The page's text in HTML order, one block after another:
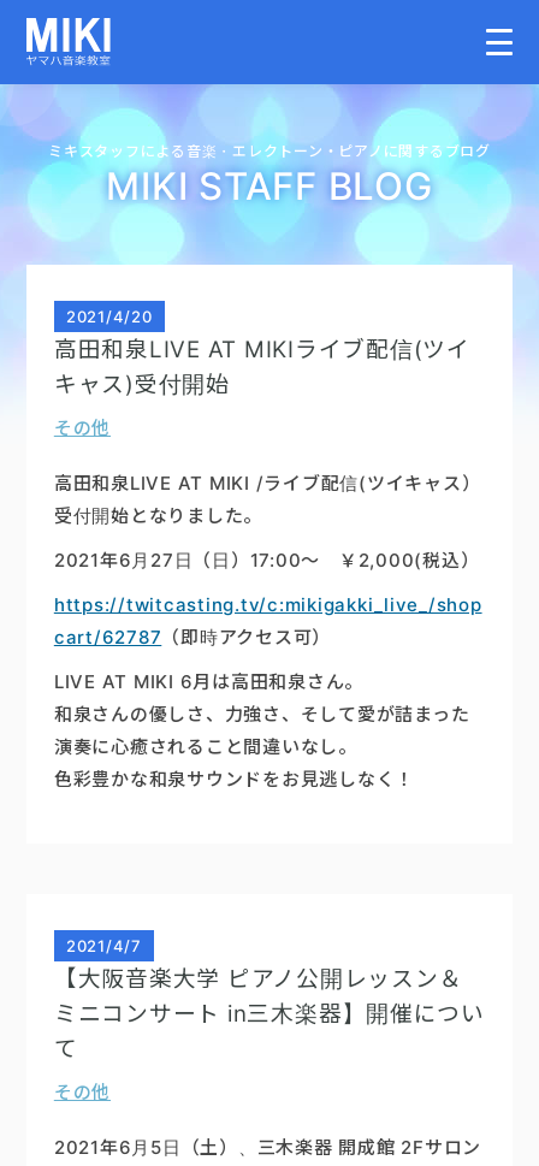
HOME
大人のコース
講師募集情報
イベント情報
ミキスタッフによる音楽・エレクトーン・ ピアノに関するブログ
MIKI STAFF BLOG
2021/4/20
高田和泉LIVE AT MIKIライブ配信(ツイ
キャス)受付開始
その他
高田和泉LIVE AT MIKI /ライブ配信(ツイキャス）
受付開始となりました。
2021年6月27日（日）17:00〜 ￥2,000(税込）
https://twitcasting.tv/c:mikigakki_live_/shop
cart/62787 （即時アクセス可）
LIVE AT MIKI 6月は高田和泉さん。
和泉さんの優しさ、力強さ、そして愛が詰まった
演奏に心癒されること間違いなし。
色彩豊かな和泉サウンドをお見逃しなく！
2021/4/7
【大阪音楽大学 ピアノ公開レッスン＆
ミニコンサート in三木楽器】開催につい
て
その他
2021年6月5日（土）、三木楽器 開成館 2Fサロン